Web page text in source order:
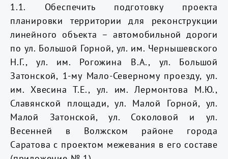
1.1. Обеспечить подготовку проекта
планировки территории для реконструкции
линейного объекта – автомобильной дороги
по ул. Большой Горной, ул. им. Чернышевского
Н.Г., ул. им. Рогожина В.А., ул. Большой
Затонской, 1-му Мало-Северному проезду, ул.
им. Хвесина Т.Е., ул. им. Лермонтова М.Ю.,
Славянской площади, ул. Малой Горной, ул.
Малой Затонской, ул. Соколовой и ул.
Весенней в Волжском районе города
Саратова с проектом межевания в его составе